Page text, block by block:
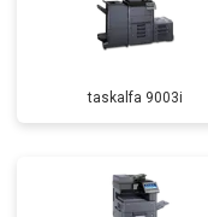
taskalfa 9003i